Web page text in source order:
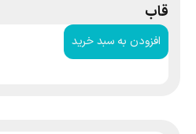
قاب
افزودن به سبد خرید